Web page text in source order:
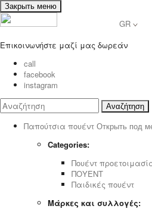
Закрыть меню
GR
Επικοινωνήστε μαζί μας δωρεάν
call
facebook
instagram
Αναζήτηση
Παπούτσια πουέντ Открыть под
Categories:
Πουέντ
ΠΟΥΕΝΤ
Παιδικές πουέντ
Μάρκες και συλλογές: